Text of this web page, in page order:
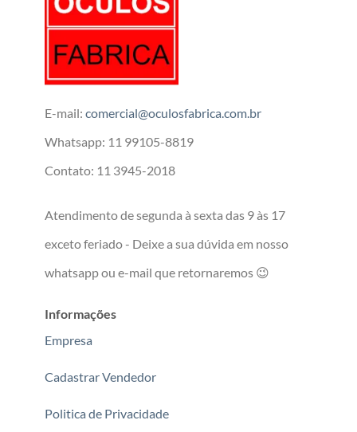
E-mail: comercial@oculosfabrica.com.br
Whatsapp: 11 99105-8819
Contato: 11 3945-2018
Atendimento de segunda à sexta das 9 às 17
exceto feriado - Deixe a sua dúvida em nosso
whatsapp ou e-mail que retornaremos 😉
Informações
Empresa
Cadastrar Vendedor
Politica de Privacidade